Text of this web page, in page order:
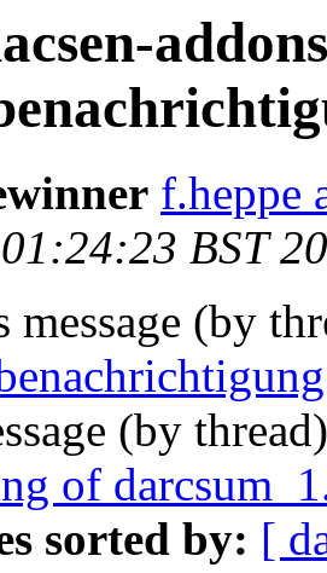
f.heppe
BST
message (by
(by
of
sorted by: [